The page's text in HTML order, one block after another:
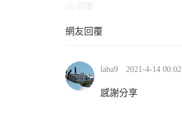
網友回覆
laba9 2021-4-14 00:02
感謝分享